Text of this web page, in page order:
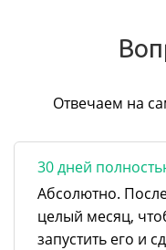
Отвечаем на
30 дней
Абсолютно.
целый месяц,
запустить его и